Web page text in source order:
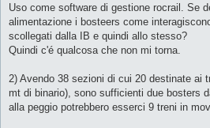
Uso come software di gestione rocrail. Se
alimentazione i bosteers come
scollegati dalla IB e quindi allo stesso?
Quindi c'é qualcosa che non mi torna.
2) Avendo 38 sezioni di cui 20 destinate ai
mt di binario), sono sufficienti due bosters
alla peggio potrebbero esserci 9 treni in